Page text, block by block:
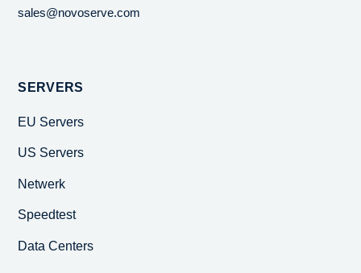
sales@novoserve.com
SERVERS
EU Servers
US Servers
Netwerk
Speedtest
Data Centers